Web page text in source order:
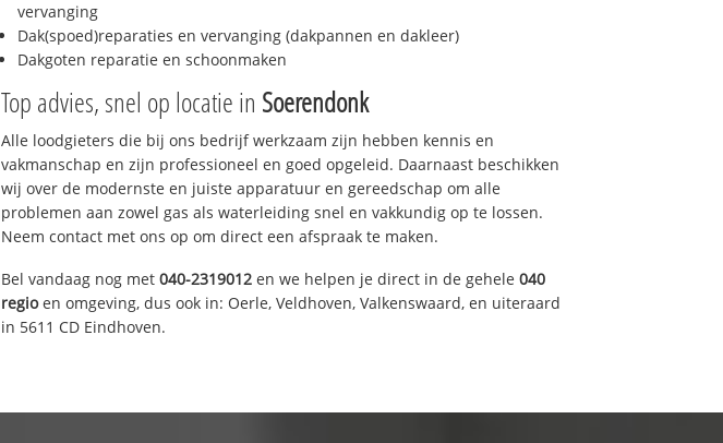
vervanging
Dak(spoed)reparaties en vervanging (dakpannen en dakleer)
Dakgoten reparatie en schoonmaken
Top advies, snel op locatie in Soerendonk
Alle loodgieters die bij ons bedrijf werkzaam zijn hebben kennis en
vakmanschap en zijn professioneel en goed opgeleid. Daarnaast beschikken
wij over de modernste en juiste apparatuur en gereedschap om alle
problemen aan zowel gas als waterleiding snel en vakkundig op te lossen.
Neem contact met ons op om direct een afspraak te maken.
Bel vandaag nog met 040-2319012 en we helpen je direct in de gehele 040
regioen omgeving, dus ook in: Oerle, Veldhoven, Valkenswaard, en uiteraard
in 5611 CD Eindhoven.